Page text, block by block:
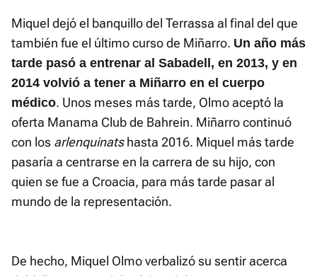
Time
Miquel dejó el banquillo del Terrassa al final del que
también fue el último curso de Miñarro. Un año más
tarde pasó a entrenar al Sabadell, en 2013, y en
2014 volvió a tener a Miñarro en el cuerpo
médico. Unos meses más tarde, Olmo aceptó la
oferta Manama Club de Bahrein. Miñarro continuó
con los arlenquinatshasta 2016. Miquel más tarde
pasaría a centrarse en la carrera de su hijo, con
quien se fue a Croacia, para más tarde pasar al
mundo de la representación.
De hecho, Miquel Olmo verbalizó su sentir acerca